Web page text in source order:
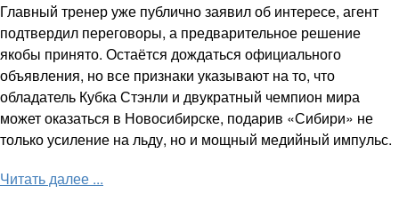
Главный тренер уже публично заявил об интересе, агент
подтвердил переговоры, а предварительное решение
якобы принято. Остаётся дождаться официального
объявления, но все признаки указывают на то, что
обладатель Кубка Стэнли и двукратный чемпион мира
может оказаться в Новосибирске, подарив «Сибири» не
только усиление на льду, но и мощный медийный импульс.
Читать далее ...